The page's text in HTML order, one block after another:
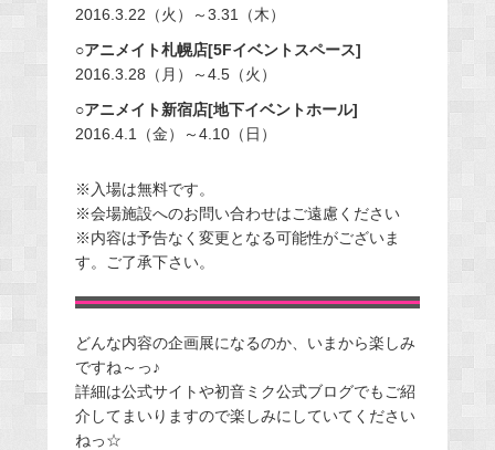
2016.3.22（火）～3.31（木）
○アニメイト札幌店[5Fイベントスペース]
2016.3.28（月）～4.5（火）
○アニメイト新宿店[地下イベントホール]
2016.4.1（金）～4.10（日）
※入場は無料です。
※会場施設へのお問い合わせはご遠慮ください
※内容は予告なく変更となる可能性がございま
す。ご了承下さい。
どんな内容の企画展になるのか、いまから楽しみ
ですね～っ♪
詳細は公式サイトや初音ミク公式ブログでもご紹
介してまいりますので楽しみにしていてください
ねっ☆